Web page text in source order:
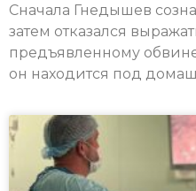
Сначала Гнедышев
затем отказался
предъявленному
он находится под